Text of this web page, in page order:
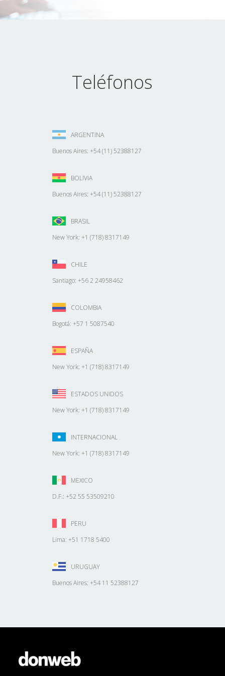
Teléfonos
ARGENTINA
Buenos Aires: +54 (11) 52388127
BOLIVIA
Buenos Aires: +54 (11) 52388127
BRASIL
New York: +1 (718) 8317149
CHILE
Santiago: +56 2 24958462
COLOMBIA
Bogotá: +57 1 5087540
ESPAÑA
New York: +1 (718) 8317149
ESTADOS UNIDOS
New York: +1 (718) 8317149
INTERNACIONAL
New York: +1 (718) 8317149
MEXICO
D.F.: +52 55 53509210
PERU
Lima: +51 1718 5400
URUGUAY
Buenos Aires: +54 11 52388127